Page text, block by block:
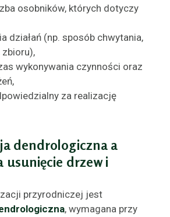
osobników, których dotyczy
działań (np. sposób chwytania,
zbioru),
wykonywania czynności oraz
za realizację
dendrologiczna a
usunięcie drzew i
przyrodniczej jest
, wymagana przy